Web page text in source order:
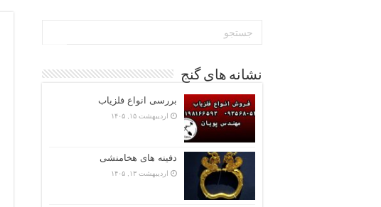
نشانه های گنج
بررسی انواع فلزیاب
اردیبهشت ۱۵, ۱۴۰۵
دفینه های هخامنشی
اردیبهشت ۱۳, ۱۴۰۵